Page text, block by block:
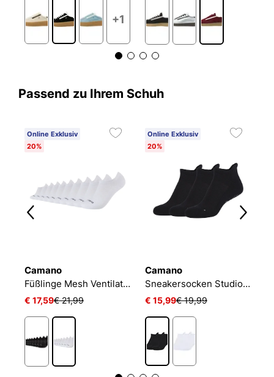
+1
Passend zu Ihrem Schuh
Online Exklusiv
20%
Camano
Füßlinge Mesh Ventilation
€ 17,59€ 21,99
Online Exklusiv
20%
Camano
Sneakersocken Studio-Line Pilates und Yoga
€ 15,99€ 19,99